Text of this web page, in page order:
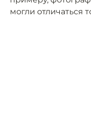
могли отличаться